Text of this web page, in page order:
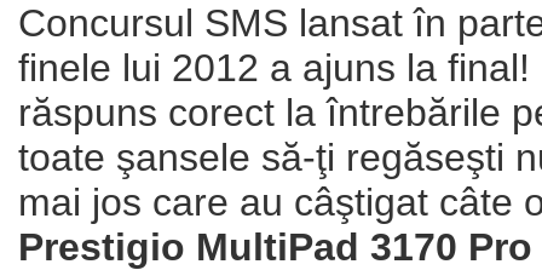
Concursul SMS lansat în
finele lui 2012 a ajuns la
răspuns corect la întrebările
toate şansele să-ţi regăseşti
mai jos care au câştigat câte
Prestigio MultiPad 3170 Pro